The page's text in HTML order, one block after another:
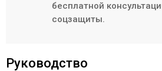
бесплатной
соцзащиты.
Руководство